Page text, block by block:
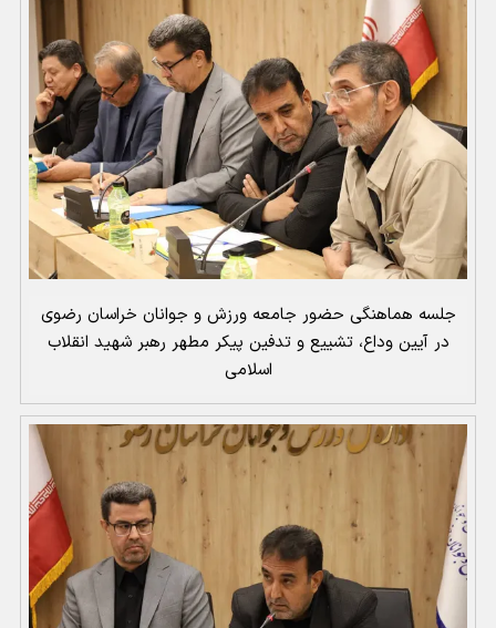
جلسه هماهنگی حضور جامعه ورزش و جوانان خراسان رضوی
در آیین وداع، تشییع و تدفین پیکر مطهر رهبر شهید انقلاب
اسلامی